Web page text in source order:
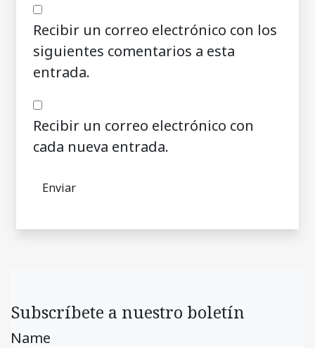
Recibir un correo electrónico con los
siguientes comentarios a esta
entrada.
Recibir un correo electrónico con
cada nueva entrada.
Subscríbete a nuestro boletín
Name